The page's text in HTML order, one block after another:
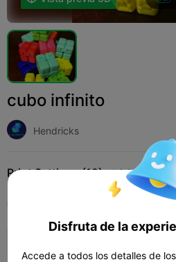
cubo infinito
Hendricks
Print Settings (12) Add
Disfruta de la
Accede a todos los detalles de